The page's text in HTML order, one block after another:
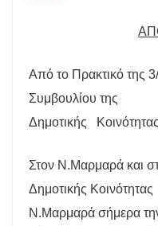
Από το Πρακτικό της
Συμβουλίου της
Δημοτικής
Στον Ν.Μαρμαρά και
Δημοτικής Κοινότητας
Ν.Μαρμαρά σήμερα